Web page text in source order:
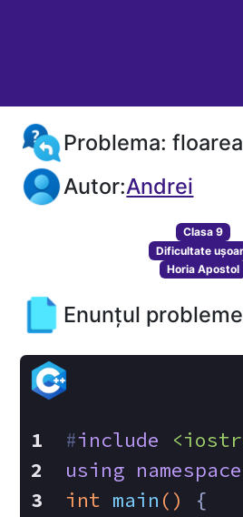
Problema:
Autor:Andrei
Clasa 9
Dificultate
Horia Apostol
Enunțul
#include
using namespace
int main ()
{